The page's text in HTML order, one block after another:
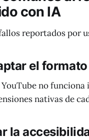
con IA
reportados por
el formato
no funciona
nativas de
la